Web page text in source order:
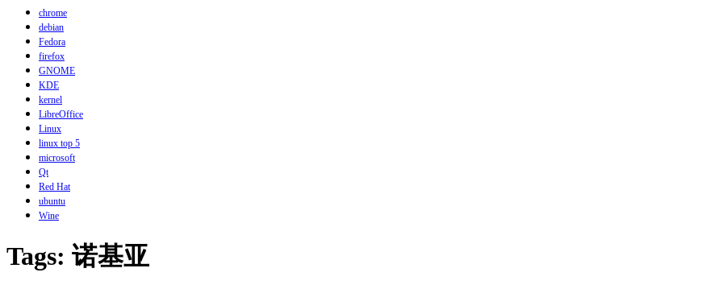
chrome
debian
Fedora
firefox
GNOME
KDE
kernel
LibreOffice
Linux
linux top 5
microsoft
Qt
Red Hat
ubuntu
Wine
Tags: 诺基亚